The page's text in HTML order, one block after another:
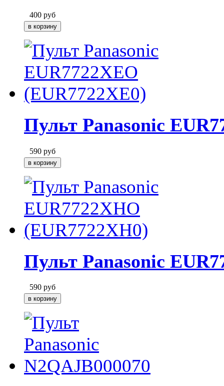
400 руб
Пульт Panasonic
590 руб
Пульт Panasonic
590 руб